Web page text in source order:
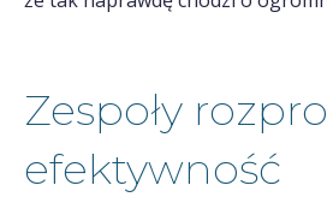
Zespoły
efektywność